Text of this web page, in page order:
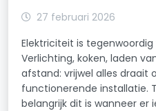
27 februari 2026
Elektriciteit is
Verlichting, koken, laden
afstand: vrijwel alles draait
functionerende installatie.
belangrijk dit is wanneer er